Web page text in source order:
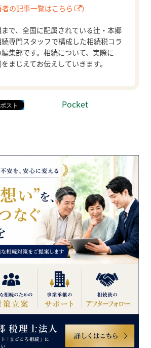
者の記事一覧はこちら ）
で、全国に配属されている辻・本郷
専門スタッフで構成した相続税コラ
集部です。相続について、実際に
まじえてお伝えしていきます。
Pocket